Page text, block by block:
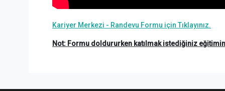
Kariyer Merkezi - Randevu Formu için Tıklayınız.
Not: Formu doldururken katılmak istediğiniz